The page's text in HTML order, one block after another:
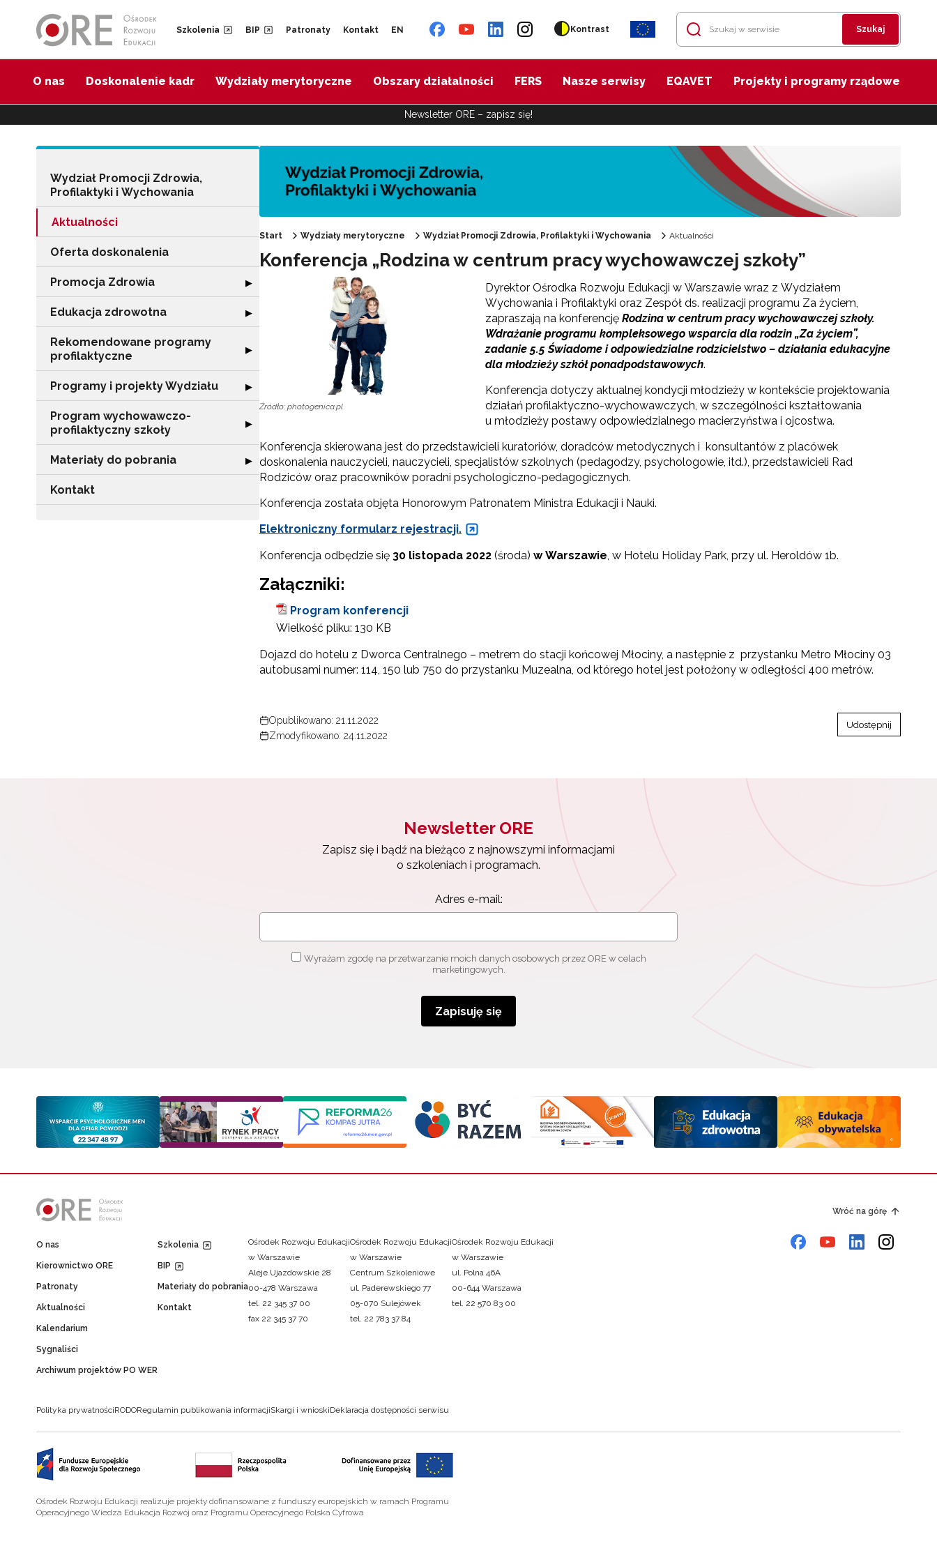
Szkolenia BIP Patronaty Kontakt EN Kontrast Szukaj
O nas Doskonalenie kadr Wydziały merytoryczne Obszary działalności FERS Nasze serwisy EQAVET Projekty i programy rządowe
Newsletter ORE – zapisz się!
Wydział Promocji Zdrowia,
Profilaktyki i Wychowania
Aktualności
Oferta doskonalenia
Promocja Zdrowia Rozwiń sekcję "Promocja Zdrowia"
▶
Edukacja zdrowotna Rozwiń sekcję "Edukacja zdrowotna"
▶
Rekomendowane programy
profilaktyczne
Rozwiń sekcję "Rekomendowane programy profilaktyczne"
▶
Programy i projekty Wydziału Rozwiń sekcję "Programy i projekty Wydziału"
▶
Program wychowawczo-
profilaktyczny szkoły
Rozwiń sekcję "Program wychowawczo-profilaktyczny szkoły"
▶
Materiały do pobrania Rozwiń sekcję "Materiały do pobrania"
▶
Kontakt
Start Wydziały merytoryczne Wydział Promocji Zdrowia, Profilaktyki i Wychowania Aktualności
Konferencja „Rodzina w centrum pracy wychowawczej szkoły”
Źródło: photogenica.pl
Dyrektor Ośrodka Rozwoju Edukacji w Warszawie wraz z Wydziałem
Wychowania i Profilaktyki oraz Zespół ds. realizacji programu Za życiem,
zapraszają na konferencję Rodzina w centrum pracy wychowawczej szkoły.
Wdrażanie programu kompleksowego wsparcia dla rodzin „Za życiem”,
zadanie 5.5 Świadome i odpowiedzialne rodzicielstwo – działania edukacyjne
dla młodzieży szkół ponadpodstawowych.
Konferencja dotyczy aktualnej kondycji młodzieży w kontekście projektowania
działań profilaktyczno-wychowawczych, w szczególności kształtowania
u młodzieży postawy odpowiedzialnego macierzyństwa i ojcostwa.
Konferencja skierowana jest do przedstawicieli kuratoriów, doradców metodycznych i konsultantów z placówek
doskonalenia nauczycieli, nauczycieli, specjalistów szkolnych (pedagodzy, psychologowie, itd.), przedstawicieli Rad
Rodziców oraz pracowników poradni psychologiczno-pedagogicznych.
Konferencja została objęta Honorowym Patronatem Ministra Edukacji i Nauki.
Elektroniczny formularz rejestracji.
Konferencja odbędzie się 30 listopada 2022 (środa) w Warszawie, w Hotelu Holiday Park, przy ul. Heroldów 1b.
Załączniki:
Program konferencji
Wielkość pliku: 130 KB
Dojazd do hotelu z Dworca Centralnego – metrem do stacji końcowej Młociny, a następnie z przystanku Metro Młociny 03
autobusami numer: 114, 150 lub 750 do przystanku Muzealna, od którego hotel jest położony w odległości 400 metrów.
Opublikowano: 21.11.2022
Zmodyfikowano: 24.11.2022
Udostępnij
Newsletter ORE
Zapisz się i bądź na bieżąco z najnowszymi informacjami
o szkoleniach i programach.
Adres e-mail:
Wyrażam zgodę na przetwarzanie moich danych osobowych przez ORE w celach
marketingowych.
Zapisuję się
Wróć na górę
O nas
Kierownictwo ORE
Patronaty
Aktualności
Kalendarium
Sygnaliści
Archiwum projektów PO WER
Szkolenia
BIP
Materiały do pobrania
Kontakt
Ośrodek Rozwoju Edukacji
w Warszawie
Aleje Ujazdowskie 28
00-478 Warszawa
tel. 22 345 37 00
fax 22 345 37 70
Ośrodek Rozwoju Edukacji
w Warszawie
Centrum Szkoleniowe
ul. Paderewskiego 77
05-070 Sulejówek
tel. 22 783 37 84
Ośrodek Rozwoju Edukacji
w Warszawie
ul. Polna 46A
00-644 Warszawa
tel. 22 570 83 00
Polityka prywatnościRODORegulamin publikowania informacjiSkargi i wnioskiDeklaracja dostępności serwisu
Ośrodek Rozwoju Edukacji realizuje projekty dofinansowane z funduszy europejskich w ramach Programu
Operacyjnego Wiedza Edukacja Rozwój oraz Programu Operacyjnego Polska Cyfrowa